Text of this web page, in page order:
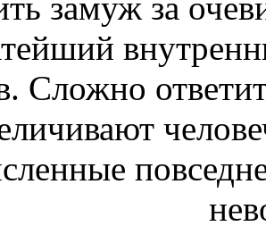
замуж за
Сложно